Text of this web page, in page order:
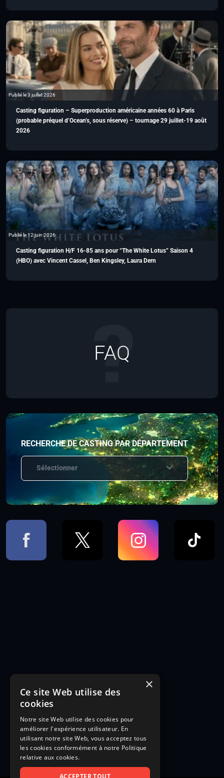
Publié le 3 juillet 2026
Casting figuration – Superproduction américaine années 60 à Paris
(probable préquel d’Ocean’s, sous réserve) – tournage 29 juillet-19 août
2026
Publié le 12 juin 2026
Casting figuration H/F 16-85 ans pour “The White Lotus” Saison 4
(HBO) avec Vincent Cassel, Ben Kingsley, Laura Dern
FAQ
RECHERCHE DE CASTING PAR DÉPARTEMENT
Sélectionner
×
Ce site Web utilise des
cookies
Notre site Web utilise des cookies pour
améliorer l'expérience utilisateur. En
utilisant notre site Web, vous acceptez tous
les cookies conformément à notre Politique
relative aux cookies.
ACCEPTER TOUT